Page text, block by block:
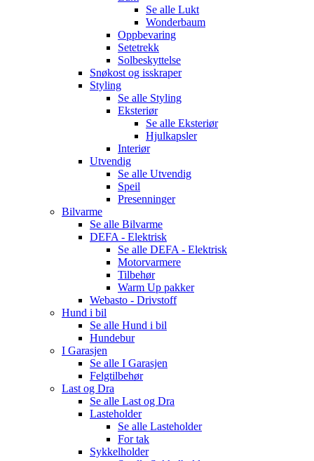
Se alle Lukt
Wonderbaum
Oppbevaring
Setetrekk
Solbeskyttelse
Snøkost og isskraper
Styling
Se alle Styling
Eksteriør
Se alle Eksteriør
Hjulkapsler
Interiør
Utvendig
Se alle Utvendig
Speil
Presenninger
Bilvarme
Se alle Bilvarme
DEFA - Elektrisk
Se alle DEFA - Elektrisk
Motorvarmere
Tilbehør
Warm Up pakker
Webasto - Drivstoff
Hund i bil
Se alle Hund i bil
Hundebur
I Garasjen
Se alle I Garasjen
Felgtilbehør
Last og Dra
Se alle Last og Dra
Lasteholder
Se alle Lasteholder
For tak
Sykkelholder